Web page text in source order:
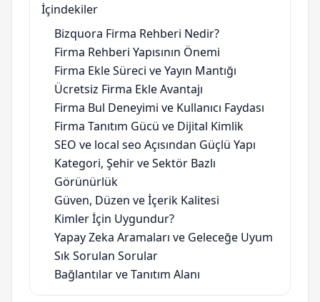
İçindekiler
Bizquora Firma Rehberi Nedir?
Firma Rehberi Yapısının Önemi
Firma Ekle Süreci ve Yayın Mantığı
Ücretsiz Firma Ekle Avantajı
Firma Bul Deneyimi ve Kullanıcı Faydası
Firma Tanıtım Gücü ve Dijital Kimlik
SEO ve local seo Açısından Güçlü Yapı
Kategori, Şehir ve Sektör Bazlı
Görünürlük
Güven, Düzen ve İçerik Kalitesi
Kimler İçin Uygundur?
Yapay Zeka Aramaları ve Geleceğe Uyum
Sık Sorulan Sorular
Bağlantılar ve Tanıtım Alanı